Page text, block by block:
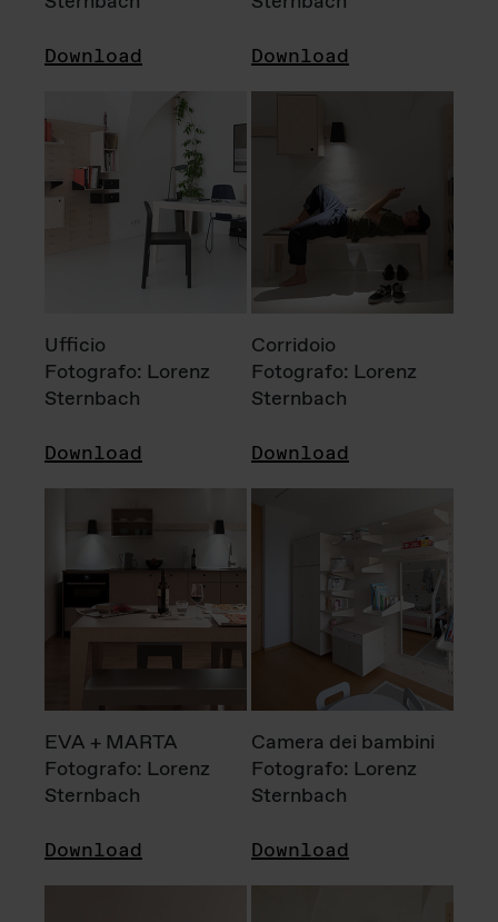
Download Download
Ufficio
Fotografo: Lorenz
Sternbach
Download
Corridoio
Fotografo: Lorenz
Sternbach
Download
EVA + MARTA
Fotografo: Lorenz
Sternbach
Download
Camera dei bambini
Fotografo: Lorenz
Sternbach
Download